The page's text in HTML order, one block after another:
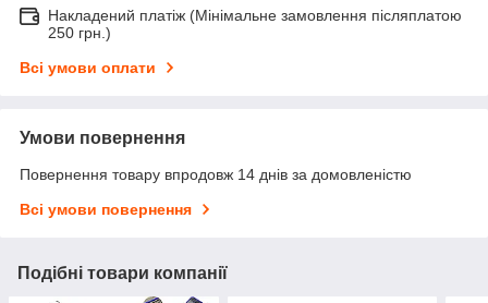
Накладений платіж (Мінімальне замовлення післяплатою
250 грн.)
Всі умови оплати
Умови повернення
Повернення товару впродовж 14 днів за домовленістю
Всі умови повернення
Подібні товари компанії